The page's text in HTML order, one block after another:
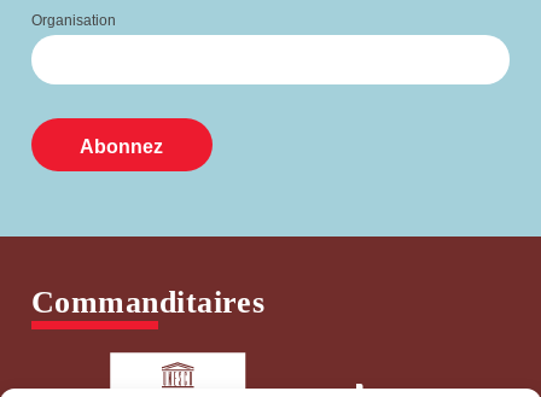
Organisation
Commanditaires